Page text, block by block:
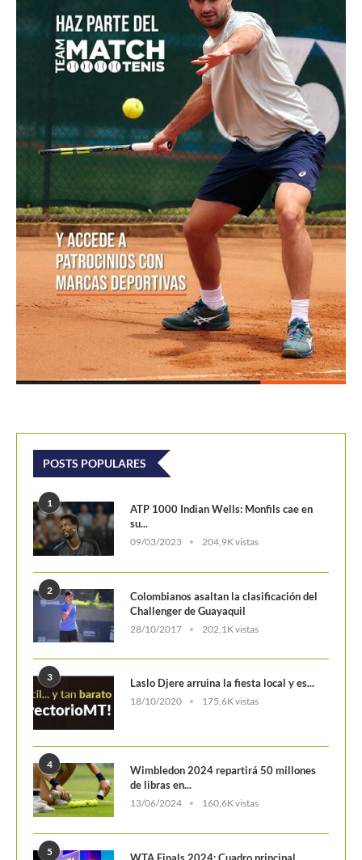
1
ATP 1000 Indian Wells: Monfils cae en
su...
2
Challenger de Guayaquil
3 Laslo Djere arruina la fiesta local y es...
4
Wimbledon 2024 repartirá 50 millones
de libras en...
5